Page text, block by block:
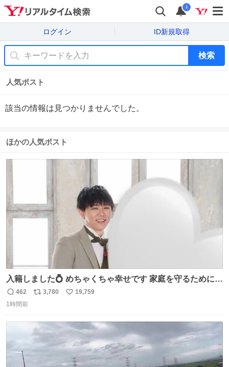
i
ログイン ID新規取得
検索
人気ポスト
該当の情報は見つかりませんでした。
ほかの人気ポスト
入籍しました💍 めちゃくちゃ幸せです 家庭を守るためにも
頑張ります！
返
信
462
リ
ト
数
3,780
い
数
19,759
1時間前